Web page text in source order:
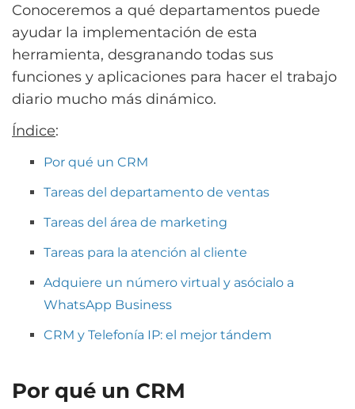
Conoceremos a qué departamentos puede
ayudar la implementación de esta
herramienta, desgranando todas sus
funciones y aplicaciones para hacer el trabajo
diario mucho más dinámico.
Índice:
Por qué un CRM
Tareas del departamento de ventas
Tareas del área de marketing
Tareas para la atención al cliente
Adquiere un número virtual y asócialo a
WhatsApp Business
CRM y Telefonía IP: el mejor tándem
Por qué un CRM